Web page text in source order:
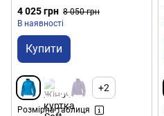
85000.2444-S)
4 025 грн 8 050 грн
В наявності
Купити
+2
Розмірна таблиця